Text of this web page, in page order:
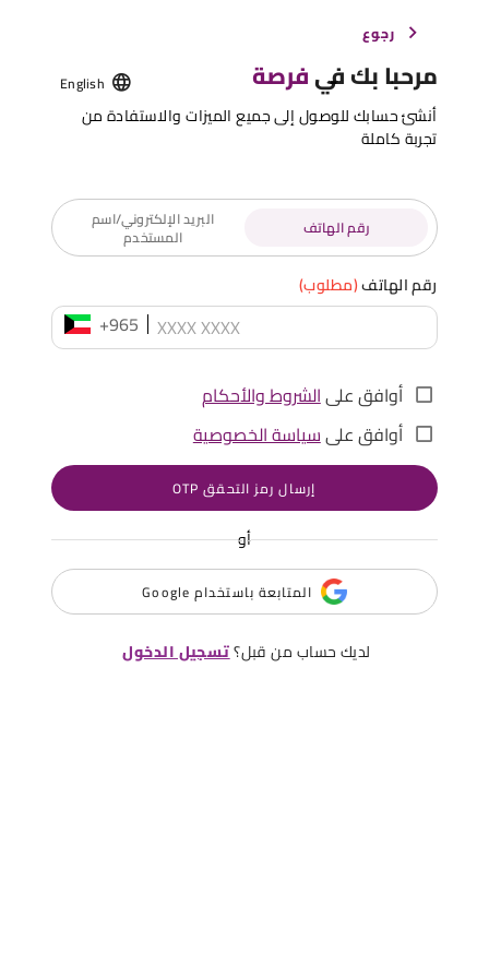
رجوع
مرحبا بك فيفرصة English
أنشئ حسابك للوصول إلى جميع الميزات والاستفادة من
تجربة كاملة
رقم الهاتف البريد الإلكتروني/اسم
المستخدم
رقم الهاتف(مطلوب)
+965
أوافق علىالشروط والأحكام
أوافق علىسياسة الخصوصية
إرسال رمز التحقق OTP
أو
المتابعة باستخدام Google
لديك حساب من قبل؟تسجيل الدخول